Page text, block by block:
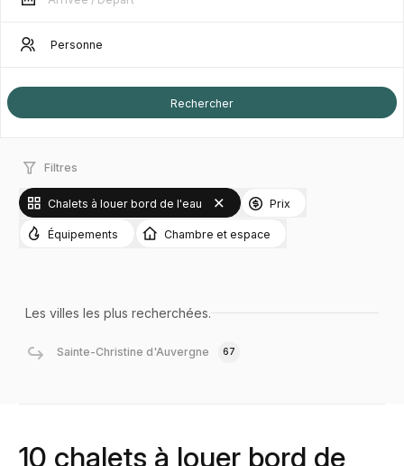
Filtres
Chalets à louer bord de l'eau Prix
Équipements Chambre et espace
Les villes les plus recherchées.
Sainte-Christine d'Auvergne 67
10 chalets à louer bord de